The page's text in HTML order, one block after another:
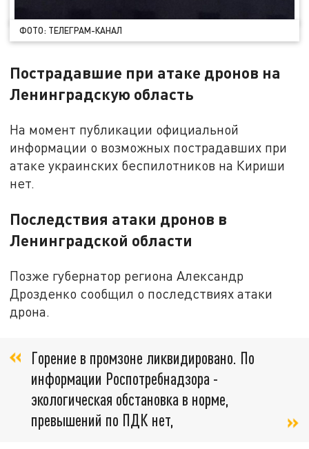
ФОТО: ТЕЛЕГРАМ-КАНАЛ
Пострадавшие при атаке дронов на
Ленинградскую область
На момент публикации официальной
информации о возможных пострадавших при
атаке украинских беспилотников на Кириши
нет.
Последствия атаки дронов в
Ленинградской области
Позже губернатор региона Александр
Дрозденко сообщил о последствиях атаки
дрона.
Горение в промзоне ликвидировано. По
информации Роспотребнадзора -
экологическая обстановка в норме,
превышений по ПДК нет,